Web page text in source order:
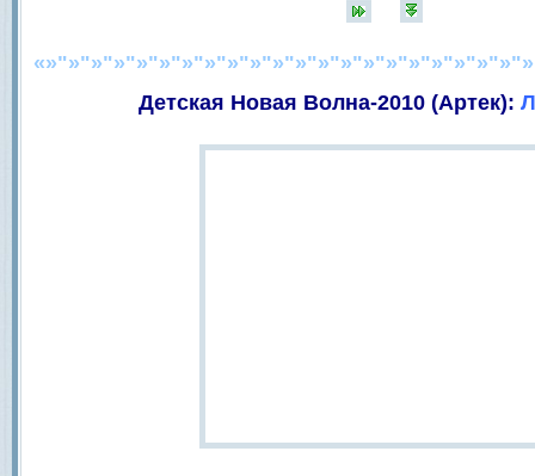
Детская Новая Волна-2010 (Артек):